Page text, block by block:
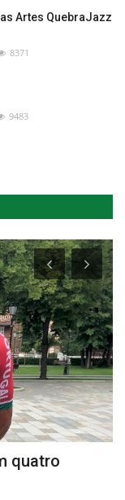
Artes QuebraJazz
8371
9483
quatro